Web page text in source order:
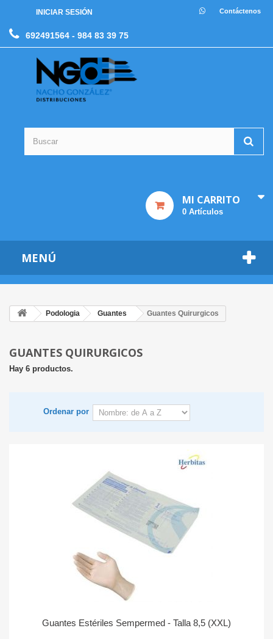
INICIAR SESIÓN Contáctenos
692491564 - 984 83 39 75
MI CARRITO
0 Artículos
MENÚ
Podologia Guantes Guantes Quirurgicos
GUANTES QUIRURGICOS
Hay 6 productos.
Ordenar por
Guantes Estériles Sempermed - Talla 8,5 (XXL)